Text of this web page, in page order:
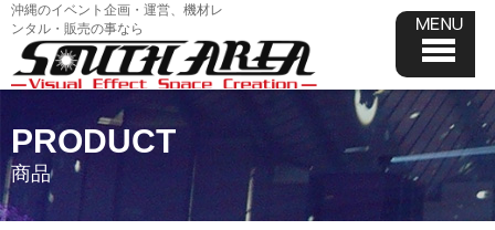
沖縄のイベント企画・運営、機材レ
ンタル・販売の事なら
PRODUCT
商品